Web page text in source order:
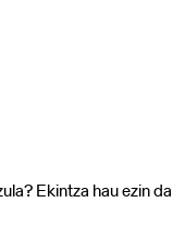
Ekintza hau ezin da